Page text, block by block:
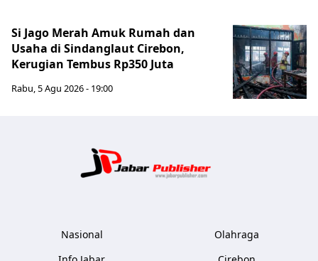
Si Jago Merah Amuk Rumah dan
Usaha di Sindanglaut Cirebon,
Kerugian Tembus Rp350 Juta
Rabu, 5 Agu 2026 - 19:00
Nasional
Olahraga